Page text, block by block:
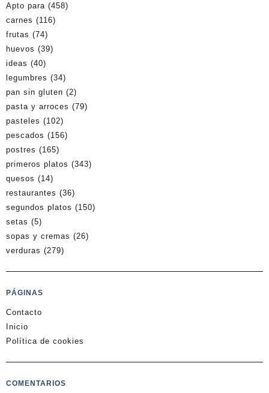
Apto para (458)
carnes (116)
frutas (74)
huevos (39)
ideas (40)
legumbres (34)
pan sin gluten (2)
pasta y arroces (79)
pasteles (102)
pescados (156)
postres (165)
primeros platos (343)
quesos (14)
restaurantes (36)
segundos platos (150)
setas (5)
sopas y cremas (26)
verduras (279)
PÁGINAS
Contacto
Inicio
Política de cookies
COMENTARIOS